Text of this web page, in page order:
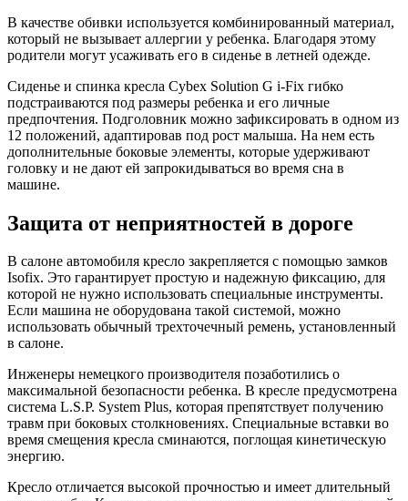
В качестве обивки используется комбинированный материал,
который не вызывает аллергии у ребенка. Благодаря этому
родители могут усаживать его в сиденье в летней одежде.
Сиденье и спинка кресла Cybex Solution G i-Fix гибко
подстраиваются под размеры ребенка и его личные
предпочтения. Подголовник можно зафиксировать в одном из
12 положений, адаптировав под рост малыша. На нем есть
дополнительные боковые элементы, которые удерживают
головку и не дают ей запрокидываться во время сна в
машине.
Защита от неприятностей в дороге
В салоне автомобиля кресло закрепляется с помощью замков
Isofix. Это гарантирует простую и надежную фиксацию, для
которой не нужно использовать специальные инструменты.
Если машина не оборудована такой системой, можно
использовать обычный трехточечный ремень, установленный
в салоне.
Инженеры немецкого производителя позаботились о
максимальной безопасности ребенка. В кресле предусмотрена
система L.S.P. System Plus, которая препятствует получению
травм при боковых столкновениях. Специальные вставки во
время смещения кресла сминаются, поглощая кинетическую
энергию.
Кресло отличается высокой прочностью и имеет длительный